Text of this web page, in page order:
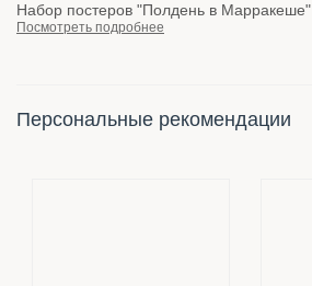
Набор постеров "Полдень в Марракеше"
Посмотреть подробнее
Персональные рекомендации